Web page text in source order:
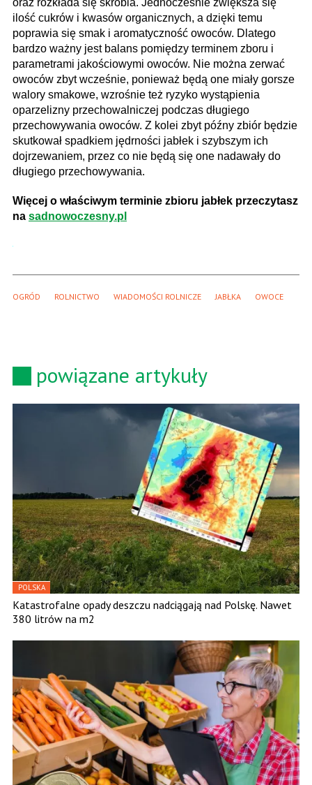
ilość cukrów i kwasów organicznych, a dzięki temu
poprawia się smak i aromatyczność owoców. Dlatego
bardzo ważny jest balans pomiędzy terminem zboru i
parametrami jakościowymi owoców. Nie można zerwać
owoców zbyt wcześnie, ponieważ będą one miały gorsze
walory smakowe, wzrośnie też ryzyko wystąpienia
oparzelizny przechowalniczej podczas długiego
przechowywania owoców. Z kolei zbyt późny zbiór będzie
skutkował spadkiem jędrności jabłek i szybszym ich
dojrzewaniem, przez co nie będą się one nadawały do
długiego przechowywania.
Więcej o właściwym terminie zbioru jabłek przeczytasz
na sadnowoczesny.pl
OGRÓD ROLNICTWO WIADOMOŚCI ROLNICZE JABŁKA OWOCE
powiązane artykuły
POLSKA
Katastrofalne opady deszczu nadciągają nad Polskę. Nawet
380 litrów na m2